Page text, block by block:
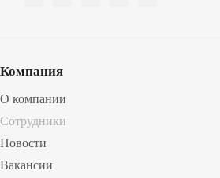
Компания
О компании
Сотрудники
Новости
Вакансии